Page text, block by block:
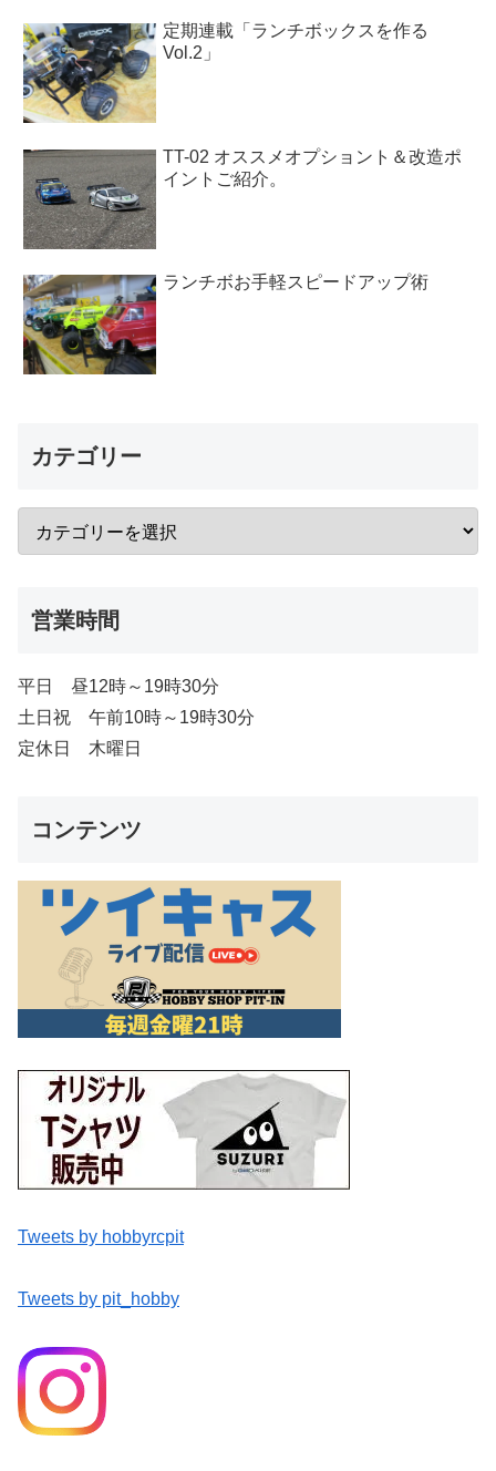
定期連載「ランチボックスを作る
Vol.2」
TT-02 オススメオプショント＆改造ポ
イントご紹介。
ランチボお手軽スピードアップ術
カテゴリー
営業時間
平日 昼12時～19時30分
土日祝 午前10時～19時30分
定休日 木曜日
コンテンツ
Tweets by hobbyrcpit
Tweets by pit_hobby